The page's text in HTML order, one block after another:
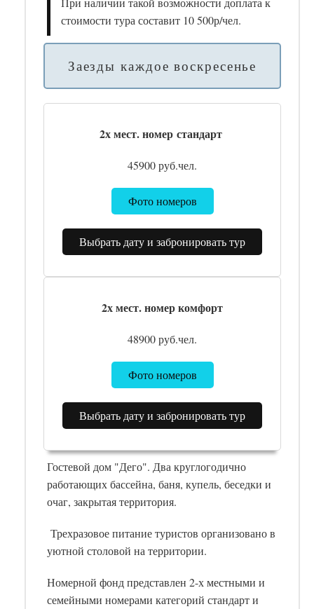
стоимости тура составит 10 500р/чел.
Заезды каждое воскресенье
2х мест. номер стандарт
45900 руб.чел.
Фото номеров
Выбрать дату и забронировать тур
2х мест. номер комфорт
48900 руб.чел.
Фото номеров
Выбрать дату и забронировать тур
Гостевой дом "Дего". Два круглогодично
работающих бассейна, баня, купель, беседки и
очаг, закрытая территория.
Трехразовое питание туристов организовано в
уютной столовой на территории.
Номерной фонд представлен 2-х местными и
семейными номерами категорий стандарт и